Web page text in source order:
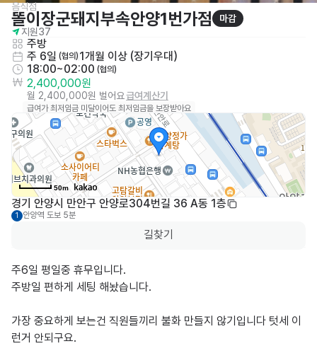
음식점
똘이장군돼지부속안양1번가점
마감
지원37
주방
주 6일 (협의) 1개월 이상 (장기우대)
18:00~02:00 (협의)
2,400,000원
월 2,400,000원 벌어요급여계산기
급여가 최저임금 미달이어도 최저임금을 보장받아요
50m
경기 안양시 만안구 안양로304번길 36 A동 1층
1 안양역 도보 5분
길찾기
주6일 평일중 휴무입니다.
주방일 편하게 세팅 해놨습니다.
가장 중요하게 보는건 직원들끼리 불화 만들지 않기입니다 텃세 이
런거 안되구요.